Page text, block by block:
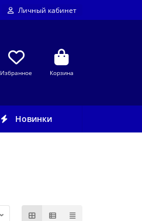
Личный кабинет
Избранное Корзина
Новинки